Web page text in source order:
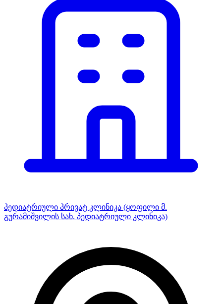
პედიატრიული პრივატ კლინიკა (ყოფილი მ.
გურამიშვილის სახ. პედიატრიული კლინიკა)